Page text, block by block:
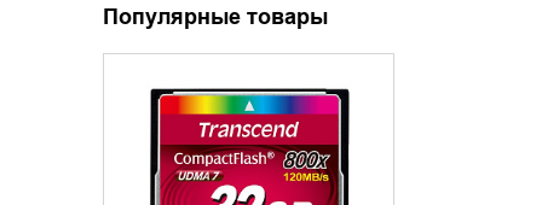
Популярные товары
УТОЧНИТЬ НАЛИЧИЕ